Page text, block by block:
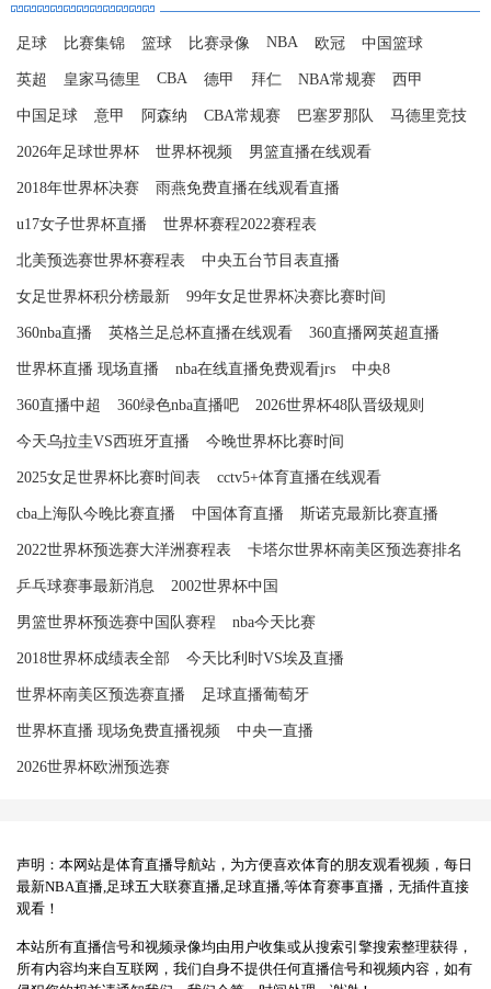
足球 比赛集锦 篮球 比赛录像 NBA 欧冠 中国篮球
英超 皇家马德里 CBA 德甲 拜仁 NBA常规赛 西甲
中国足球 意甲 阿森纳 CBA常规赛 巴塞罗那队 马德里竞技
2026年足球世界杯 世界杯视频 男篮直播在线观看
2018年世界杯决赛 雨燕免费直播在线观看直播
u17女子世界杯直播 世界杯赛程2022赛程表
北美预选赛世界杯赛程表 中央五台节目表直播
女足世界杯积分榜最新 99年女足世界杯决赛比赛时间
360nba直播 英格兰足总杯直播在线观看 360直播网英超直播
世界杯直播 现场直播 nba在线直播免费观看jrs 中央8
360直播中超 360绿色nba直播吧 2026世界杯48队晋级规则
今天乌拉圭VS西班牙直播 今晚世界杯比赛时间
2025女足世界杯比赛时间表 cctv5+体育直播在线观看
cba上海队今晚比赛直播 中国体育直播 斯诺克最新比赛直播
2022世界杯预选赛大洋洲赛程表 卡塔尔世界杯南美区预选赛排名
乒乓球赛事最新消息 2002世界杯中国
男篮世界杯预选赛中国队赛程 nba今天比赛
2018世界杯成绩表全部 今天比利时VS埃及直播
世界杯南美区预选赛直播 足球直播葡萄牙
世界杯直播 现场免费直播视频 中央一直播
2026世界杯欧洲预选赛
声明：本网站是体育直播导航站，为方便喜欢体育的朋友观看视频，每日
最新NBA直播,足球五大联赛直播,足球直播,等体育赛事直播，无插件直接
观看！
本站所有直播信号和视频录像均由用户收集或从搜索引擎搜索整理获得，
所有内容均来自互联网，我们自身不提供任何直播信号和视频内容，如有